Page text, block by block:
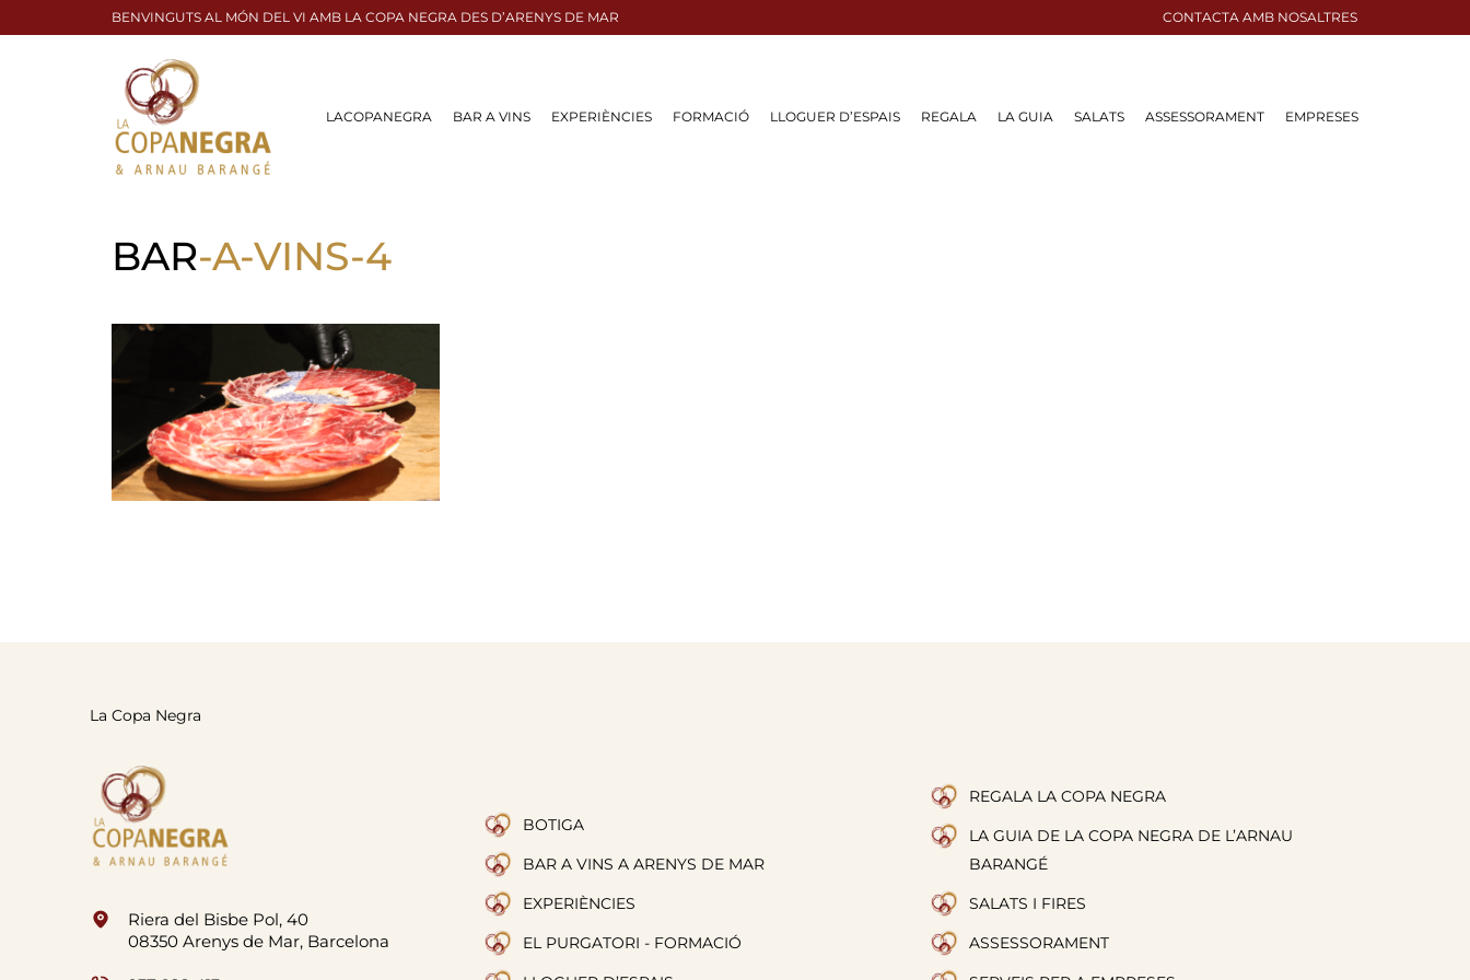
BENVINGUTS AL MÓN DEL VI AMB LA COPA NEGRA DES D’ARENYS DE MAR CONTACTA AMB NOSALTRES
LACOPANEGRA BAR A VINS EXPERIÈNCIES FORMACIÓ LLOGUER D’ESPAIS REGALA LA GUIA SALATS ASSESSORAMENT EMPRESES
BAR-A-VINS-4
La Copa Negra
Riera del Bisbe Pol, 40
08350 Arenys de Mar, Barcelona
BOTIGA
BAR A VINS A ARENYS DE MAR
EXPERIÈNCIES
EL PURGATORI - FORMACIÓ
REGALA LA COPA NEGRA
LA GUIA DE LA COPA NEGRA DE L’ARNAU
BARANGÉ
SALATS I FIRES
ASSESSORAMENT